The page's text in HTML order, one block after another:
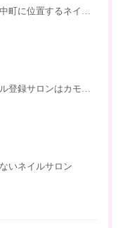
カモミールは広島中区中町に位置するネイルサロン
広島ネイル パラジェル登録サロンはカモミール
いネイルサロン